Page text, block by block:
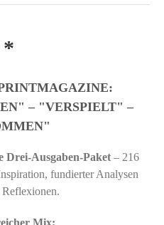
– "VERSPIELT" –
Drei-Ausgaben-Paket – 216
fundierter Analysen
Mix: